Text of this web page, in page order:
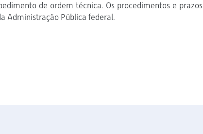
de ordem técnica. Os procedimentos e prazos
Administração Pública federal.